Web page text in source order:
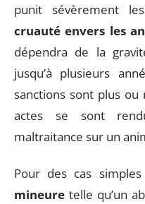
punit sévèrement
cruauté envers les
dépendra de la
jusqu’à plusieurs
sanctions sont plus
actes se sont
maltraitance sur un
Pour des cas
mineure telle qu’un